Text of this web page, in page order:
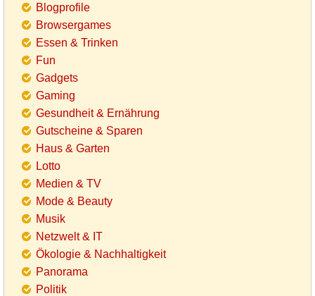
Blogprofile
Browsergames
Essen & Trinken
Fun
Gadgets
Gaming
Gesundheit & Ernährung
Gutscheine & Sparen
Haus & Garten
Lotto
Medien & TV
Mode & Beauty
Musik
Netzwelt & IT
Ökologie & Nachhaltigkeit
Panorama
Politik